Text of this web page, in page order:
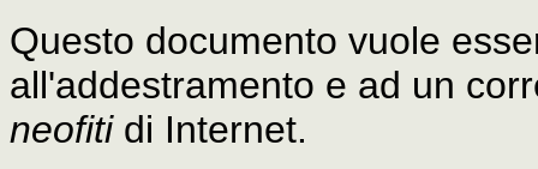
Questo documento vuole
all'addestramento e ad un
neofitidi Internet.